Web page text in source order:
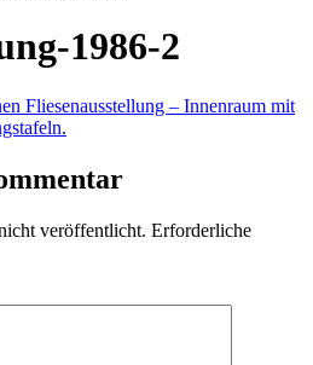
1986-2
veröffentlicht. Erforderliche